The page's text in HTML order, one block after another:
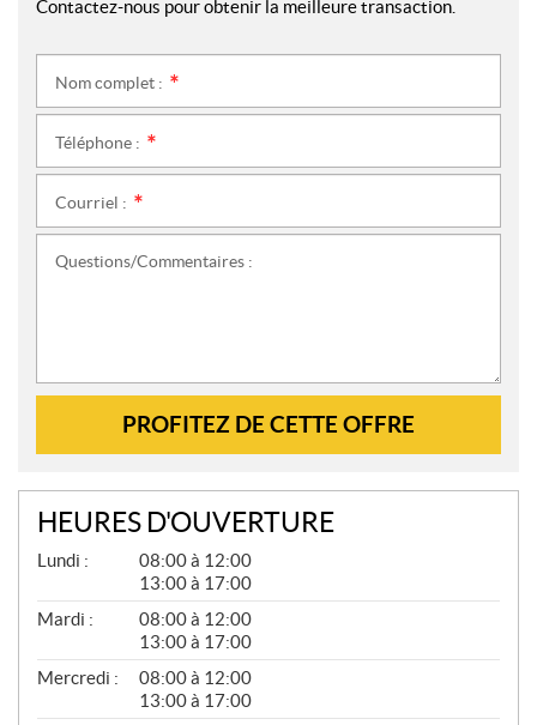
Contactez-nous pour obtenir la meilleure transaction.
Nom complet :
Téléphone :
Courriel :
Questions/Commentaires :
PROFITEZ DE CETTE OFFRE
HEURES D'OUVERTURE
G
N
É
L
Lundi :
08:00 à 12:00
13:00 à 17:00
Mardi :
08:00 à 12:00
13:00 à 17:00
Mercredi :
08:00 à 12:00
13:00 à 17:00